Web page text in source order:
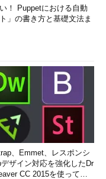
ころ（その2）
！ Puppetにおける自動
」の書き方と基礎文法ま
、Emmet、レスポンシ
デザイン対応を強化したDr
CC 2015を使って